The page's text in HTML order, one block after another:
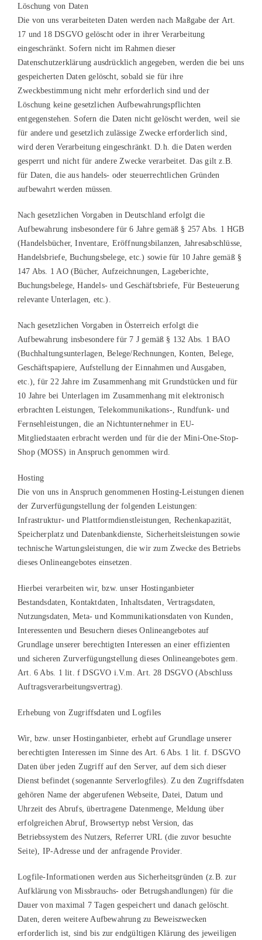
Löschung von Daten
Die von uns verarbeiteten Daten werden nach Maßgabe der Art.
17 und 18 DSGVO gelöscht oder in ihrer Verarbeitung
eingeschränkt. Sofern nicht im Rahmen dieser
Datenschutzerklärung ausdrücklich angegeben, werden die bei uns
gespeicherten Daten gelöscht, sobald sie für ihre
Zweckbestimmung nicht mehr erforderlich sind und der
Löschung keine gesetzlichen Aufbewahrungspflichten
entgegenstehen. Sofern die Daten nicht gelöscht werden, weil sie
für andere und gesetzlich zulässige Zwecke erforderlich sind,
wird deren Verarbeitung eingeschränkt. D.h. die Daten werden
gesperrt und nicht für andere Zwecke verarbeitet. Das gilt z.B.
für Daten, die aus handels- oder steuerrechtlichen Gründen
aufbewahrt werden müssen.
Nach gesetzlichen Vorgaben in Deutschland erfolgt die
Aufbewahrung insbesondere für 6 Jahre gemäß § 257 Abs. 1 HGB
(Handelsbücher, Inventare, Eröffnungsbilanzen, Jahresabschlüsse,
Handelsbriefe, Buchungsbelege, etc.) sowie für 10 Jahre gemäß §
147 Abs. 1 AO (Bücher, Aufzeichnungen, Lageberichte,
Buchungsbelege, Handels- und Geschäftsbriefe, Für Besteuerung
relevante Unterlagen, etc.).
Nach gesetzlichen Vorgaben in Österreich erfolgt die
Aufbewahrung insbesondere für 7 J gemäß § 132 Abs. 1 BAO
(Buchhaltungsunterlagen, Belege/Rechnungen, Konten, Belege,
Geschäftspapiere, Aufstellung der Einnahmen und Ausgaben,
etc.), für 22 Jahre im Zusammenhang mit Grundstücken und für
10 Jahre bei Unterlagen im Zusammenhang mit elektronisch
erbrachten Leistungen, Telekommunikations-, Rundfunk- und
Fernsehleistungen, die an Nichtunternehmer in EU-
Mitgliedstaaten erbracht werden und für die der Mini-One-Stop-
Shop (MOSS) in Anspruch genommen wird.
Hosting
Die von uns in Anspruch genommenen Hosting-Leistungen dienen
der Zurverfügungstellung der folgenden Leistungen:
Infrastruktur- und Plattformdienstleistungen, Rechenkapazität,
Speicherplatz und Datenbankdienste, Sicherheitsleistungen sowie
technische Wartungsleistungen, die wir zum Zwecke des Betriebs
dieses Onlineangebotes einsetzen.
Hierbei verarbeiten wir, bzw. unser Hostinganbieter
Bestandsdaten, Kontaktdaten, Inhaltsdaten, Vertragsdaten,
Nutzungsdaten, Meta- und Kommunikationsdaten von Kunden,
Interessenten und Besuchern dieses Onlineangebotes auf
Grundlage unserer berechtigten Interessen an einer effizienten
und sicheren Zurverfügungstellung dieses Onlineangebotes gem.
Art. 6 Abs. 1 lit. f DSGVO i.V.m. Art. 28 DSGVO (Abschluss
Auftragsverarbeitungsvertrag).
Erhebung von Zugriffsdaten und Logfiles
Wir, bzw. unser Hostinganbieter, erhebt auf Grundlage unserer
berechtigten Interessen im Sinne des Art. 6 Abs. 1 lit. f. DSGVO
Daten über jeden Zugriff auf den Server, auf dem sich dieser
Dienst befindet (sogenannte Serverlogfiles). Zu den Zugriffsdaten
gehören Name der abgerufenen Webseite, Datei, Datum und
Uhrzeit des Abrufs, übertragene Datenmenge, Meldung über
erfolgreichen Abruf, Browsertyp nebst Version, das
Betriebssystem des Nutzers, Referrer URL (die zuvor besuchte
Seite), IP-Adresse und der anfragende Provider.
Logfile-Informationen werden aus Sicherheitsgründen (z.B. zur
Aufklärung von Missbrauchs- oder Betrugshandlungen) für die
Dauer von maximal 7 Tagen gespeichert und danach gelöscht.
Daten, deren weitere Aufbewahrung zu Beweiszwecken
erforderlich ist, sind bis zur endgültigen Klärung des jeweiligen